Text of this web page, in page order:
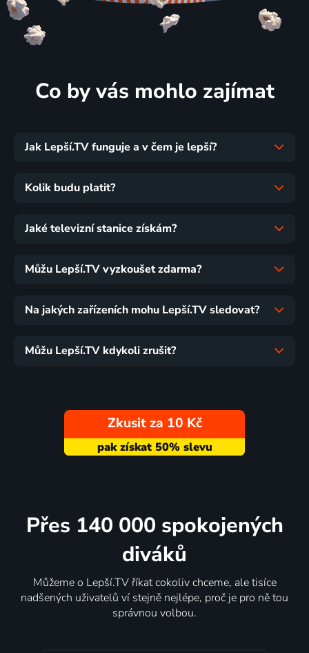
Co by vás mohlo zajímat
Jak Lepší.TV funguje a v čem je lepší?
Kolik budu platit?
Jaké televizní stanice získám?
Můžu Lepší.TV vyzkoušet zdarma?
Na jakých zařízeních mohu Lepší.TV sledovat?
Můžu Lepší.TV kdykoli zrušit?
Zkusit za 10 Kč
Přes 140 000 spokojených
diváků
Můžeme o Lepší.TV říkat cokoliv chceme, ale tisíce
nadšených uživatelů ví stejně nejlépe, proč je pro ně tou
správnou volbou.